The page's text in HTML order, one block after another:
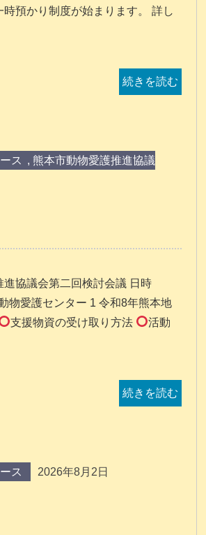
預かり制度が始まります。 詳し
続きを読む
ス , 熊本市動物愛護推進協議
協議会第二回検討会議 日時
愛護センター 1 令和8年熊本地
支援物資の受け取り方法
活動
続きを読む
ス 2026年8月2日